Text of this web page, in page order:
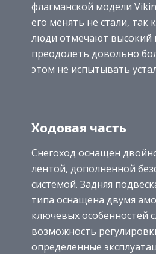
флагманской модели
его менять не стали, так
люди отмечают
преодолеть довольно
этом не испытывать
Ходовая часть
Снегоход оснащен
лентой, дополненной
системой. Задняя
типа оснащена двумя
ключевых особенностей
возможность
определенные